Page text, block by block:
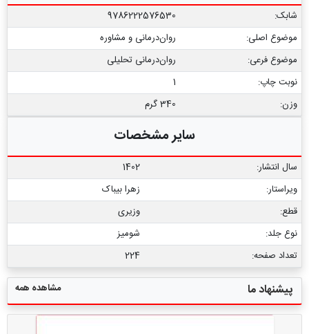
شابک:
9786222576530
موضوع اصلی:
روان‌درمانی و مشاوره
موضوع فرعی:
روان‏‌درمانی تحلیلی
نوبت چاپ:
1
وزن:
340 گرم
سایر مشخصات
سال انتشار:
1402
ویراستار:
زهرا بیباک
قطع:
وزیری
نوع جلد:
شومیز
تعداد صفحه:
224
پیشنهاد ما مشاهده همه